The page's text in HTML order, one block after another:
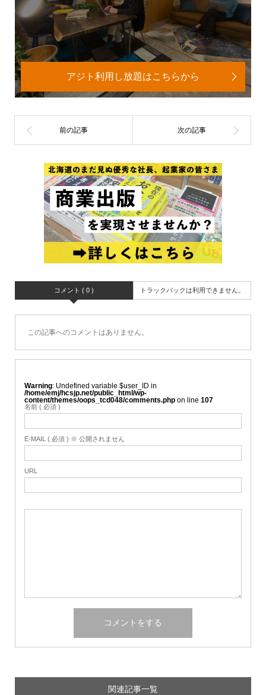
アジト利用し放題はこちらから
コメント ( 0 ) トラックバックは利用できません。
この記事へのコメントはありません。
Warning : Undefined variable $user_ID in
/home/emj/hcsjp.net/public_html/wp-
content/themes/oops_tcd048/comments.phpon line 107
名前 ( 必須 )
E-MAIL ( 必須 ) ※ 公開されません
URL
関連記事一覧